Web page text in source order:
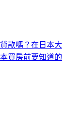
款嗎？在日本大
買房前要知道的